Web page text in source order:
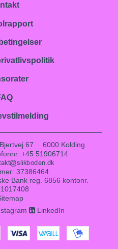
67
6000 Kolding
:+45 51906714
: 37386464
Bank reg. 6856 kontonr.
LinkedIn